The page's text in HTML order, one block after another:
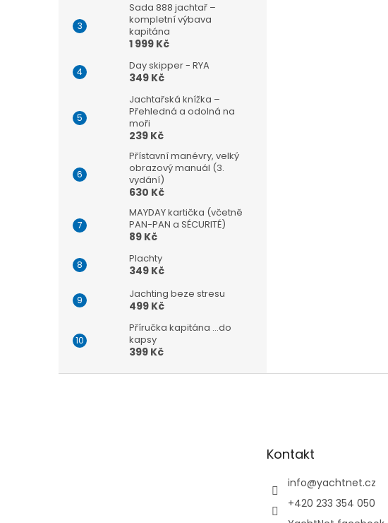
Sada 888 jachtař –
kompletní výbava
kapitána
1 999 Kč
Day skipper - RYA
349 Kč
Jachtařská knížka –
Přehledná a odolná na
moři
239 Kč
Přístavní manévry, velký
obrazový manuál (3.
vydání)
630 Kč
MAYDAY kartička (včetně
PAN-PAN a SÉCURITÉ)
89 Kč
Plachty
349 Kč
Jachting beze stresu
499 Kč
Příručka kapitána ...do
kapsy
399 Kč
Kontakt
info@yachtnet.cz
+420 233 354 050